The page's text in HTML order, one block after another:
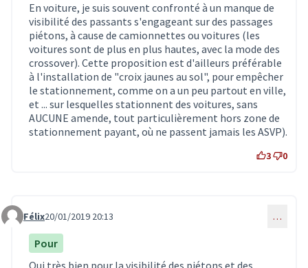
En voiture, je suis souvent confronté à un manque de
visibilité des passants s'engageant sur des passages
piétons, à cause de camionnettes ou voitures (les
voitures sont de plus en plus hautes, avec la mode des
crossover). Cette proposition est d'ailleurs préférable
à l'installation de "croix jaunes au sol", pour empêcher
le stationnement, comme on a un peu partout en ville,
et ... sur lesquelles stationnent des voitures, sans
AUCUNE amende, tout particulièrement hors zone de
stationnement payant, où ne passent jamais les ASVP).
3 0
Commentaire 1185
Félix20/01/2019 20:13 …
Pour